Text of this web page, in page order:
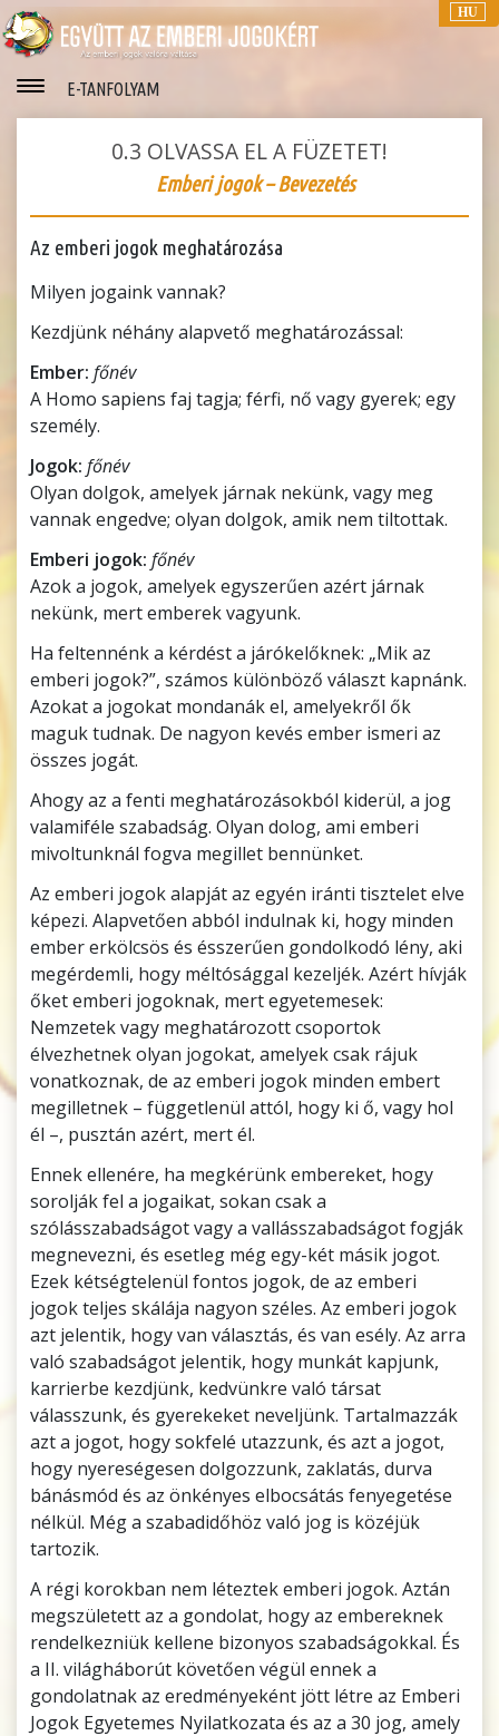
HU
E-TANFOLYAM
0.3 OLVASSA EL A FÜZETET!
Emberi jogok – Bevezetés
Az emberi jogok meghatározása
Milyen jogaink vannak?
Kezdjünk néhány alapvető meghatározással:
Ember: főnév
A Homo sapiens faj tagja; férfi, nő vagy gyerek; egy
személy.
Jogok: főnév
Olyan dolgok, amelyek járnak nekünk, vagy meg
vannak engedve; olyan dolgok, amik nem tiltottak.
Emberi jogok: főnév
Azok a jogok, amelyek egyszerűen azért járnak
nekünk, mert emberek vagyunk.
Ha feltennénk a kérdést a járókelőknek: „Mik az
emberi jogok?”, számos különböző választ kapnánk.
Azokat a jogokat mondanák el, amelyekről ők
maguk tudnak. De nagyon kevés ember ismeri az
összes jogát.
Ahogy az a fenti meghatározásokból kiderül, a jog
valamiféle szabadság. Olyan dolog, ami emberi
mivoltunknál fogva megillet bennünket.
Az emberi jogok alapját az egyén iránti tisztelet elve
képezi. Alapvetően abból indulnak ki, hogy minden
ember erkölcsös és ésszerűen gondolkodó lény, aki
megérdemli, hogy méltósággal kezeljék. Azért hívják
őket emberi jogoknak, mert egyetemesek:
Nemzetek vagy meghatározott csoportok
élvezhetnek olyan jogokat, amelyek csak rájuk
vonatkoznak, de az emberi jogok minden embert
megilletnek – függetlenül attól, hogy ki ő, vagy hol
él –, pusztán azért, mert él.
Ennek ellenére, ha megkérünk embereket, hogy
sorolják fel a jogaikat, sokan csak a
szólásszabadságot vagy a vallásszabadságot fogják
megnevezni, és esetleg még egy-két másik jogot.
Ezek kétségtelenül fontos jogok, de az emberi
jogok teljes skálája nagyon széles. Az emberi jogok
azt jelentik, hogy van választás, és van esély. Az arra
való szabadságot jelentik, hogy munkát kapjunk,
karrierbe kezdjünk, kedvünkre való társat
válasszunk, és gyerekeket neveljünk. Tartalmazzák
azt a jogot, hogy sokfelé utazzunk, és azt a jogot,
hogy nyereségesen dolgozzunk, zaklatás, durva
bánásmód és az önkényes elbocsátás fenyegetése
nélkül. Még a szabadidőhöz való jog is közéjük
tartozik.
A régi korokban nem léteztek emberi jogok. Aztán
megszületett az a gondolat, hogy az embereknek
rendelkezniük kellene bizonyos szabadságokkal. És
a II. világháborút követően végül ennek a
gondolatnak az eredményeként jött létre az Emberi
Jogok Egyetemes Nyilatkozata és az a 30 jog, amely